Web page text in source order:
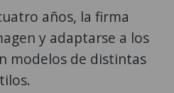
años, la firma
y adaptarse a los
modelos de distintas